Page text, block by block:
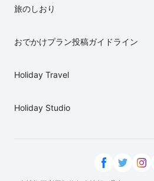
旅のしおり
おでかけプラン投稿ガイドライン
Holiday Travel
Holiday Studio